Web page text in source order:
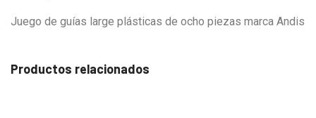
Juego de guías large plásticas de ocho piezas marca Andis
Productos relacionados